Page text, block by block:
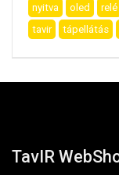
nyitva
oled relé
tavir
tápellátás
TavIR